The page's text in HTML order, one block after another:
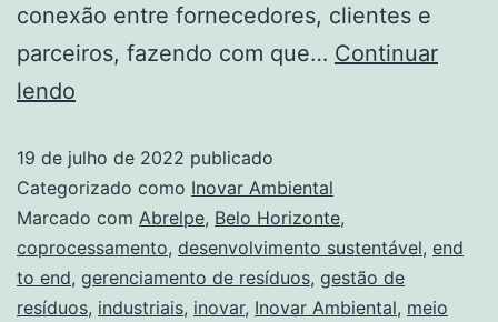
conexão entre fornecedores, clientes e
parceiros, fazendo com que… Continuar
lendo
19 de julho de 2022 publicado
Categorizado como Inovar Ambiental
Marcado com Abrelpe, Belo Horizonte,
coprocessamento, desenvolvimento sustentável, end
to end, gerenciamento de resíduos, gestão de
resíduos, industriais, inovar, Inovar Ambiental, meio